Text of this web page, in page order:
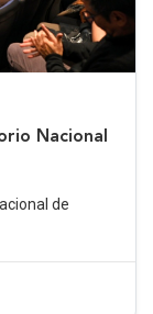
Nacional
de